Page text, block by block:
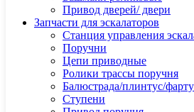
Привод дверей/ двери
Запчасти для эскалаторов
Станция управления
Поручни
Цепи приводные
Ролики трассы поручня
Балюстрада/плинтус/
Ступени